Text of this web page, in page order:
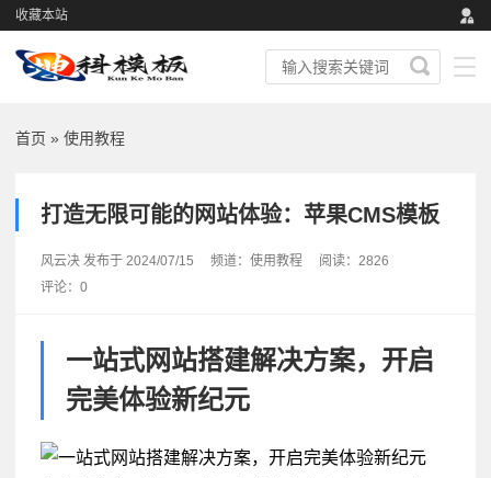
收藏本站
首页 » 使用教程
打造无限可能的网站体验：苹果CMS模板
风云决 发布于 2024/07/15 频道： 使用教程
阅读：2826
评论：0
一站式网站搭建解决方案，开启
完美体验新纪元